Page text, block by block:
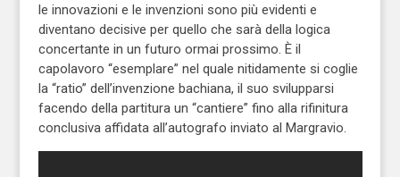
le innovazioni e le invenzioni sono più evidenti e
diventano decisive per quello che sarà della logica
concertante in un futuro ormai prossimo. È il
capolavoro “esemplare” nel quale nitidamente si coglie
la “ratio” dell’invenzione bachiana, il suo svilupparsi
facendo della partitura un “cantiere” fino alla rifinitura
conclusiva affidata all’autografo inviato al Margravio.